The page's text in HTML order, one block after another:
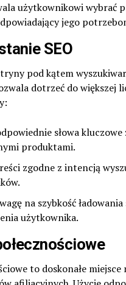
użytkownikowi wybrać
jego
SEO
pod kątem
dotrzeć do większej
słowa kluczowe
produktami.
zgodne z intencją
na szybkość
użytkownika.
to doskonałe miejsce